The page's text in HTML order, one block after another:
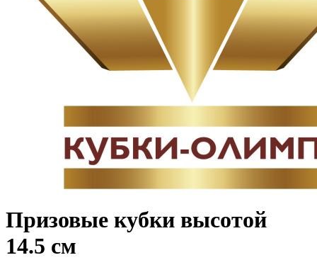
Призовые кубки высотой
14.5 см